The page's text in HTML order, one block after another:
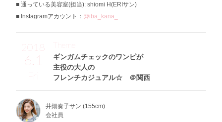
通っている美容室(担当): shiomi H(ERIサン)
Instagramアカウント： @iba_kana_
2018
6.1
Fri
ギンガムチェックのワンピが
主役の大人の
フレンチカジュアル☆ ＠関西
Theme
井畑奏子サン (155cm)
会社員